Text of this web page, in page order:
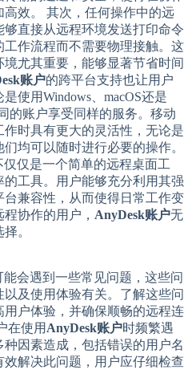
效。 其次，任何操作中的远
直接从远程环境发送打印命令
作流程而不需要物理接触。这
尤其重要，能够显著节省时间
账户的跨平台支持也让用户
使用Windows、macOS还是
的账户享受同样的服务。移动
时具有更大的灵活性，无论是
均可以随时进行必要的操作。
仅仅是一个简单的远程桌面工
工具。用户能够充分利用其强
兼容性，从而使得日常工作变
协作的用户， AnyDesk账户无
。
能会遇到一些常见问题，这些问
及使用体验有关。了解这些问
户体验，并确保顺畅的远程连
在使用 AnyDesk账户时频繁遇
因素造成，包括错误的用户名
解决此问题，用户应仔细检查